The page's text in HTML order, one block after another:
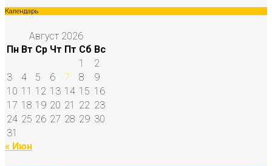
Календарь
Август 2026
Пн Вт Ср Чт Пт Сб Вс
1
2
3
4 5 6 7 8
9
10 11 12 13 14 15 16
17 18 19 20 21 22 23
24 25 26 27 28 29 30
31
« Июн